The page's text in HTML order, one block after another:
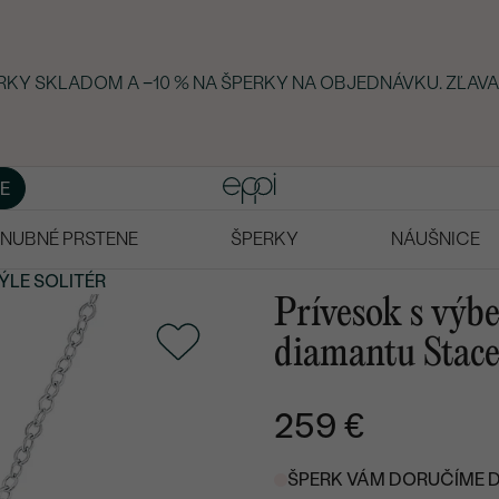
SKLADOM A −10 % NA ŠPERKY NA OBJEDNÁVKU.
PRSTENE ŠPERKY NÁUŠNICE
SOLITÉR
Prívesok s
diamantu
259 €
ŠPERK VÁM DORUČÍME